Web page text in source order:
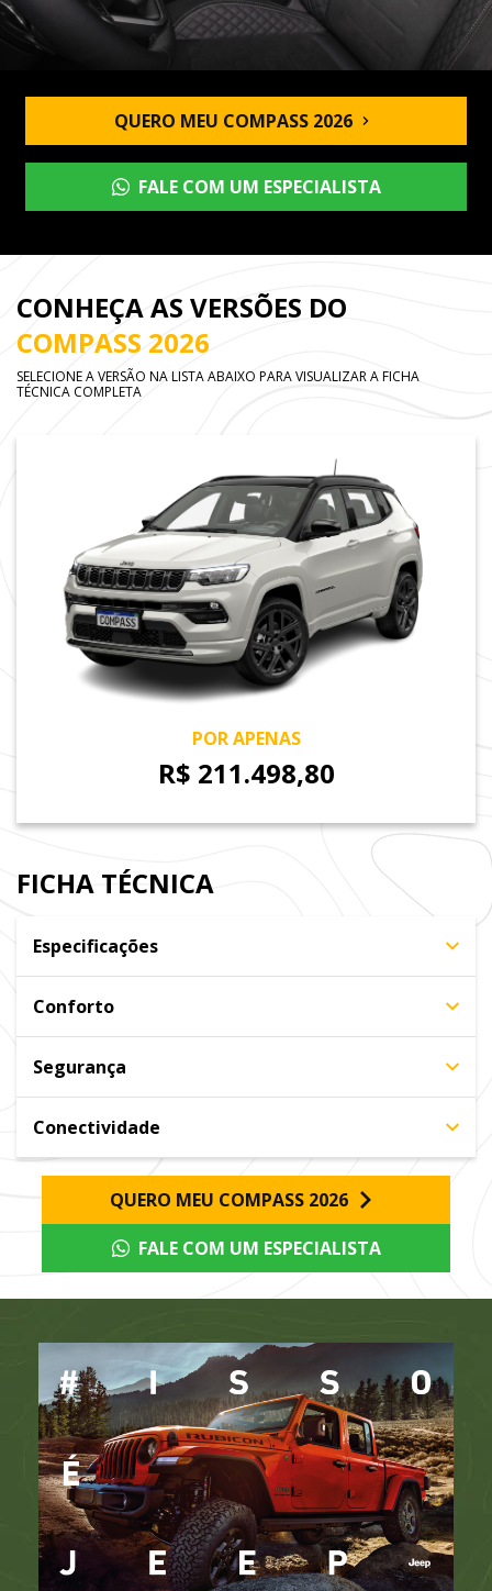
QUERO MEU COMPASS 2026
FALE COM UM ESPECIALISTA
CONHEÇA AS VERSÕES DO
COMPASS 2026
SELECIONE A VERSÃO NA LISTA ABAIXO PARA VISUALIZAR A FICHA
TÉCNICA COMPLETA
POR APENAS
R$ 211.498,80
FICHA TÉCNICA
Especificações
Conforto
Segurança
Conectividade
QUERO MEU COMPASS 2026
FALE COM UM ESPECIALISTA